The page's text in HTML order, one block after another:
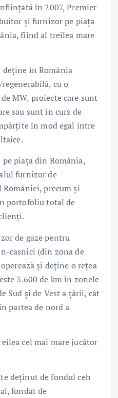
în 2007, Premier
și furnizor pe piața
fiind al treilea mare
deține în România
cu o
MW, proiecte care sunt
sau sunt în curs de
în mod egal între
pe piața din România,
furnizor de
precum și
portofoliu total de
de gaze pentru
casnici (din zona de
şi deţine o reţea
3.600 de km în zonele
Sud şi de Vest a ţării, cât
partea de nord a
cel mai mare jucător
deţinut de fondul ceh
fondat de